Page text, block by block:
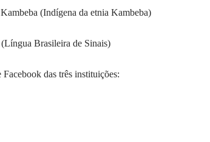
(Indígena da etnia Kambeba)
Brasileira de Sinais)
das três instituições: